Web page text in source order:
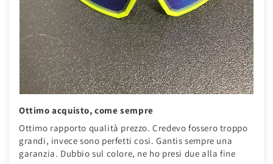
Ottimo acquisto, come sempre
Ottimo rapporto qualità prezzo. Credevo fossero troppo
grandi, invece sono perfetti cosi. Gantis sempre una
garanzia. Dubbio sul colore, ne ho presi due alla fine